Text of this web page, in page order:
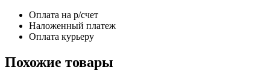
Оплата на р/счет
Наложенный платеж
Оплата курьеру
Похожие товары